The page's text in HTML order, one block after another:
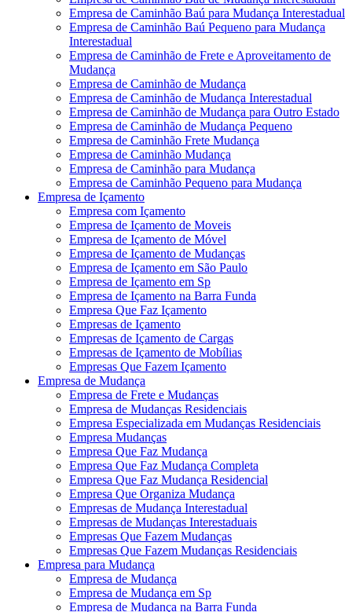
Empresa de Caminhão Baú para Mudança Interestadual
Empresa de Caminhão Baú Pequeno para Mudança
Interestadual
Empresa de Caminhão de Frete e Aproveitamento de
Mudança
Empresa de Caminhão de Mudança
Empresa de Caminhão de Mudança Interestadual
Empresa de Caminhão de Mudança para Outro Estado
Empresa de Caminhão de Mudança Pequeno
Empresa de Caminhão Frete Mudança
Empresa de Caminhão Mudança
Empresa de Caminhão para Mudança
Empresa de Caminhão Pequeno para Mudança
Empresa de Içamento
Empresa com Içamento
Empresa de Içamento de Moveis
Empresa de Içamento de Móvel
Empresa de Içamento de Mudanças
Empresa de Içamento em São Paulo
Empresa de Içamento em Sp
Empresa de Içamento na Barra Funda
Empresa Que Faz Içamento
Empresas de Içamento
Empresas de Içamento de Cargas
Empresas de Içamento de Mobílias
Empresas Que Fazem Içamento
Empresa de Mudança
Empresa de Frete e Mudanças
Empresa de Mudanças Residenciais
Empresa Especializada em Mudanças Residenciais
Empresa Mudanças
Empresa Que Faz Mudança
Empresa Que Faz Mudança Completa
Empresa Que Faz Mudança Residencial
Empresa Que Organiza Mudança
Empresas de Mudança Interestadual
Empresas de Mudanças Interestaduais
Empresas Que Fazem Mudanças
Empresas Que Fazem Mudanças Residenciais
Empresa para Mudança
Empresa de Mudança
Empresa de Mudança em Sp
Empresa de Mudança na Barra Funda